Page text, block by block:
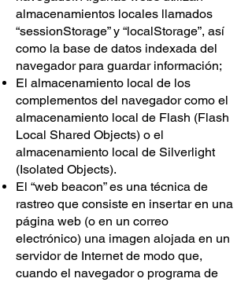
almacenamientos locales llamados
“sessionStorage” y “localStorage”, así
como la base de datos indexada del
navegador para guardar información;
El almacenamiento local de los
complementos del navegador como el
almacenamiento local de Flash (Flash
Local Shared Objects) o el
almacenamiento local de Silverlight
(Isolated Objects).
El “web beacon” es una técnica de
rastreo que consiste en insertar en una
página web (o en un correo
electrónico) una imagen alojada en un
servidor de Internet de modo que,
cuando el navegador o programa de